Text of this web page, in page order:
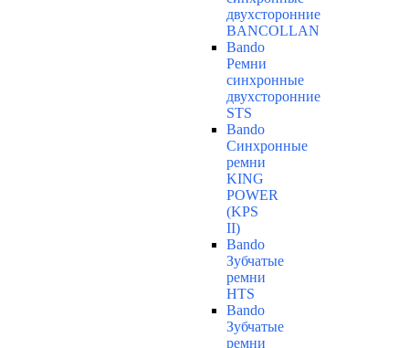
двухсторонние
BANCOLLAN
Bando
Ремни
синхронные
двухсторонние
STS
Bando
Синхронные
ремни
KING
POWER
(KPS
II)
Bando
Зубчатые
ремни
HTS
Bando
Зубчатые
ремни